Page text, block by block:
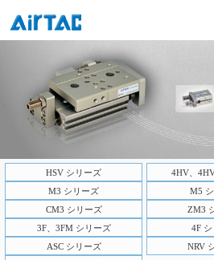
HSV シリーズ
4HV、
M3 シリーズ
M5
CM3 シリーズ
ZM3
3F、3FM シリーズ
4F
ASC シリーズ
NRV